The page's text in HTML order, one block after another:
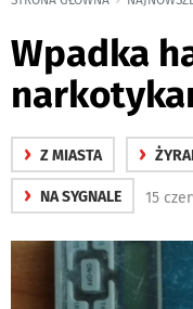
Wpadka
› Z MIASTA ›
› NA SYGNALE 15